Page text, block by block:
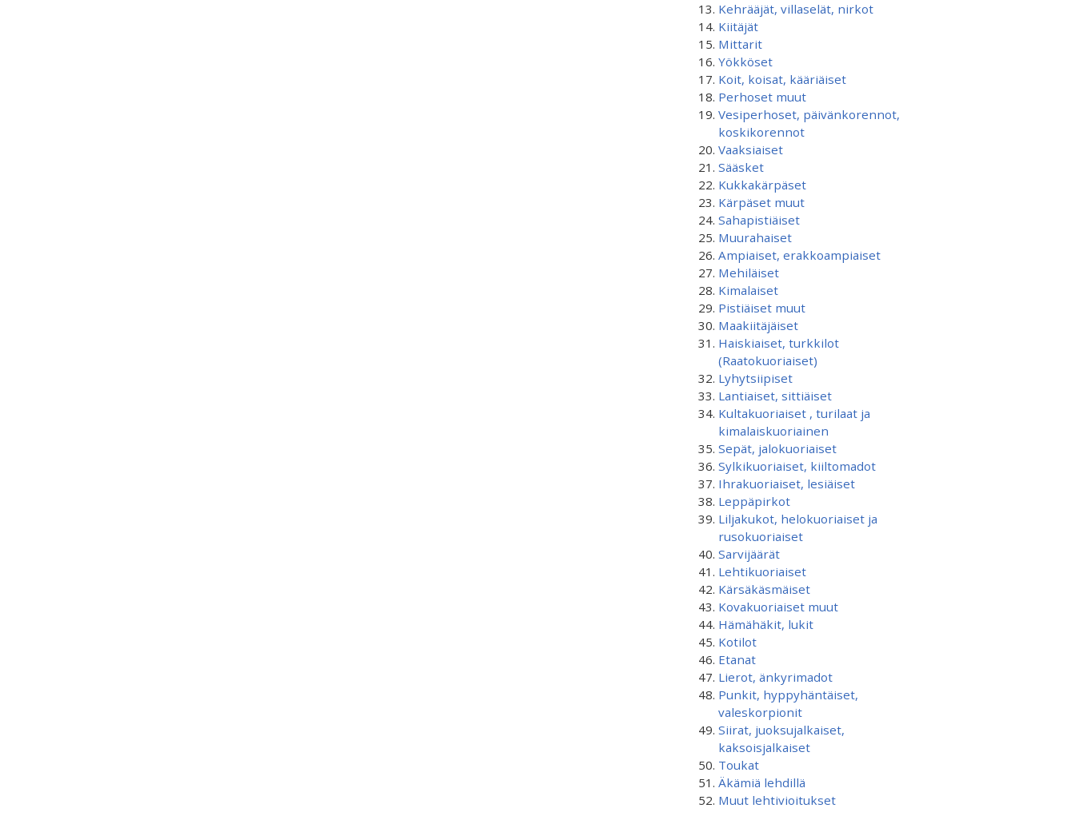
Kehrääjät, villaselät, nirkot
Kiitäjät
Mittarit
Yökköset
Koit, koisat, kääriäiset
Perhoset muut
Vesiperhoset, päivänkorennot,
koskikorennot
Vaaksiaiset
Sääsket
Kukkakärpäset
Kärpäset muut
Sahapistiäiset
Muurahaiset
Ampiaiset, erakkoampiaiset
Mehiläiset
Kimalaiset
Pistiäiset muut
Maakiitäjäiset
Haiskiaiset, turkkilot
(Raatokuoriaiset)
Lyhytsiipiset
Lantiaiset, sittiäiset
Kultakuoriaiset , turilaat ja
kimalaiskuoriainen
Sepät, jalokuoriaiset
Sylkikuoriaiset, kiiltomadot
Ihrakuoriaiset, lesiäiset
Leppäpirkot
Liljakukot, helokuoriaiset ja
rusokuoriaiset
Sarvijäärät
Lehtikuoriaiset
Kärsäkäsmäiset
Kovakuoriaiset muut
Hämähäkit, lukit
Kotilot
Etanat
Lierot, änkyrimadot
Punkit, hyppyhäntäiset,
valeskorpionit
Siirat, juoksujalkaiset,
kaksoisjalkaiset
Toukat
Äkämiä lehdillä
Muut lehtivioitukset